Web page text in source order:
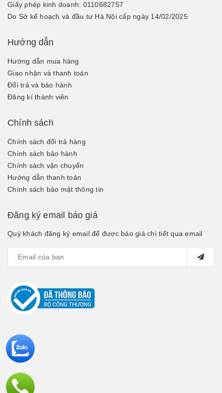
Giấy phép kinh doanh: 0110682757
Do Sở kế hoạch và đầu tư Hà Nội cấp ngày 14/02/2025
Hướng dẫn
Hướng dẫn mua hàng
Giao nhận và thanh toán
Đổi trả và bảo hành
Đăng kí thành viên
Chính sách
Chính sách đổi trả hàng
Chính sách bảo hành
Chính sách vận chuyển
Hướng dẫn thanh toán
Chính sách bảo mật thông tin
Đăng ký email báo giá
Quý khách đăng ký email để được báo giá chi tiết qua email